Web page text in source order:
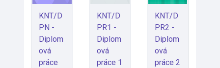
KNT/D
PN -
Diplom
ová
práce
KNT/D
PR1 -
Diplom
ová
práce 1
KNT/D
PR2 -
Diplom
ová
práce 2